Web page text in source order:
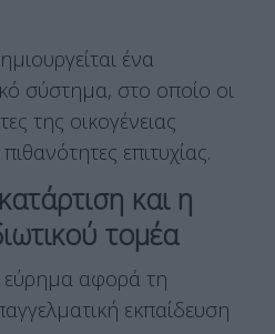
ένα
σύστημα, στο οποίο οι
της οικογένειας
επιτυχίας.
και η
τομέα
αφορά τη
εκπαίδευση